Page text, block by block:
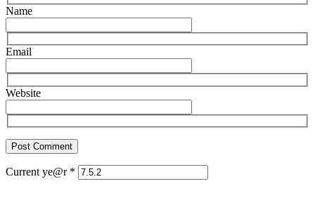
Name
Email
Website
Current ye@r *